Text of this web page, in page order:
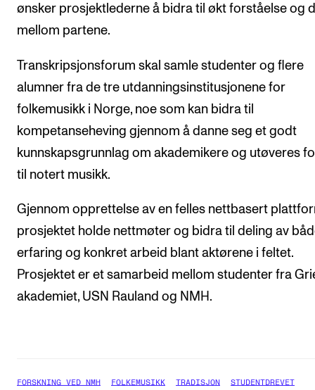
Om Norges musikkhøgskole
Kontakt oss
For ansatte og studenter
ønsker prosjektlederne å bidra til økt forståelse og
mellom partene.
Transkripsjonsforum skal samle studenter og flere
alumner fra de tre utdanningsinstitusjonene for
folkemusikk i Norge, noe som kan bidra til
kompetanseheving gjennom å danne seg et godt
kunnskapsgrunnlag om akademikere og utøveres
til notert musikk.
Gjennom opprettelse av en felles nettbasert
prosjektet holde nettmøter og bidra til deling av
erfaring og konkret arbeid blant aktørene i feltet.
Prosjektet er et samarbeid mellom studenter fra
akademiet, USN Rauland og NMH.
FORSKNING VED NMH FOLKEMUSIKK TRADISJON STUDENTDREVET